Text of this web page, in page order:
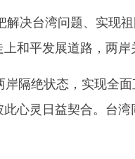
台湾问题、实现
和平发展道路，两
绝状态，实现全面
心灵日益契合。台